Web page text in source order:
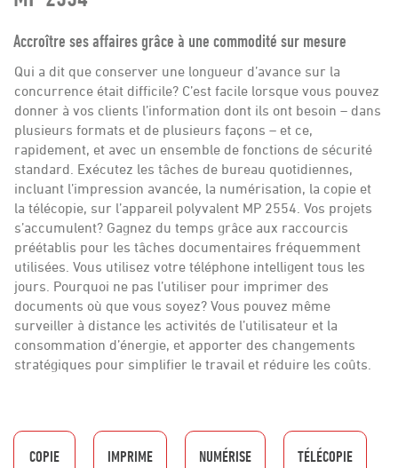
Nous joindre
Accroître ses affaires grâce à une commodité sur mesure
Qui a dit que conserver une longueur d’avance sur la
concurrence était difficile? C’est facile lorsque vous pouvez
donner à vos clients l’information dont ils ont besoin – dans
plusieurs formats et de plusieurs façons – et ce,
rapidement, et avec un ensemble de fonctions de sécurité
standard. Exécutez les tâches de bureau quotidiennes,
incluant l’impression avancée, la numérisation, la copie et
la télécopie, sur l’appareil polyvalent MP 2554. Vos projets
s’accumulent? Gagnez du temps grâce aux raccourcis
préétablis pour les tâches documentaires fréquemment
utilisées. Vous utilisez votre téléphone intelligent tous les
jours. Pourquoi ne pas l’utiliser pour imprimer des
documents où que vous soyez? Vous pouvez même
surveiller à distance les activités de l’utilisateur et la
consommation d’énergie, et apporter des changements
stratégiques pour simplifier le travail et réduire les coûts.
COPIE IMPRIME NUMÉRISE TÉLÉCOPIE